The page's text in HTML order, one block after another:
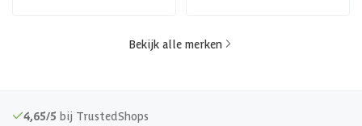
Bekijk alle merken
4,65/5 bij TrustedShops